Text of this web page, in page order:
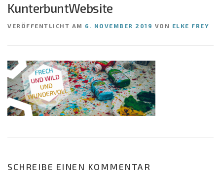
KIRCHE KUNTERBUNT ÜBER UNS
KunterbuntWebsite
VERÖFFENTLICHT AM 6. NOVEMBER 2019 VON ELKE FREY
SCHREIBE EINEN KOMMENTAR